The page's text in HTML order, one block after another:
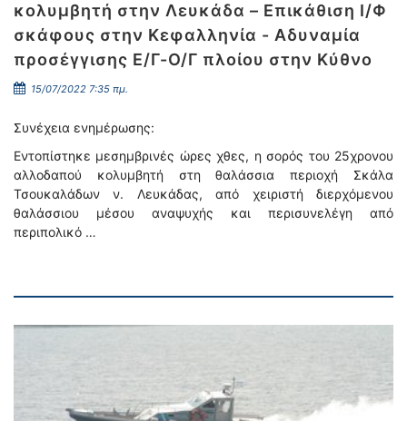
κολυμβητή στην Λευκάδα – Επικάθιση Ι/Φ
σκάφους στην Κεφαλληνία - Αδυναμία
προσέγγισης Ε/Γ-Ο/Γ πλοίου στην Κύθνο
15/07/2022 7:35 πμ.
Συνέχεια ενημέρωσης:
Εντοπίστηκε μεσημβρινές ώρες χθες, η σορός του 25χρονου
αλλοδαπού κολυμβητή στη θαλάσσια περιοχή Σκάλα
Τσουκαλάδων ν. Λευκάδας, από χειριστή διερχόμενου
θαλάσσιου μέσου αναψυχής και περισυνελέγη από
περιπολικό …